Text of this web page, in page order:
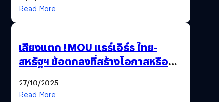
Read More
เสียงแตก ! MOU แรร์เอิร์ธ ไทย-
สหรัฐฯ ข้อตกลงที่สร้างโอกาสหรือ
27/10/2025
Read More